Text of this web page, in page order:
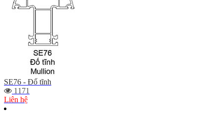
SE76 - Đố tĩnh
1171
Liên hệ